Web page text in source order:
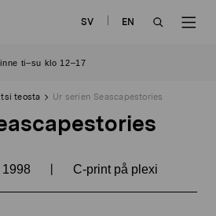
SV
EN
ti–su klo 12–17
teosta Ur serien Seascapestories
1998 | C-print på plexi